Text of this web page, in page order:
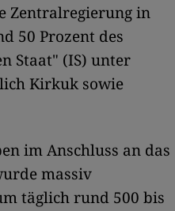
Zentralregierung in
50 Prozent des
Staat" (IS) unter
Kirkuk sowie
im Anschluss an das
massiv
täglich rund 500 bis